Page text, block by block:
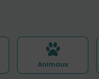
Animaux